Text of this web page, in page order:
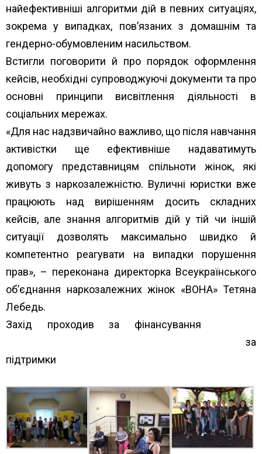
найефективніші алгоритми дій в певних ситуаціях,
зокрема у випадках, пов’язаних з домашнім та
гендерно-обумовленим насильством.
Встигли поговорити й про порядок оформлення
кейсів, необхідні супроводжуючі документи та про
основні принципи висвітлення діяльності в
соціальних мережах.
«Для нас надзвичайно важливо, що після навчання
активістки ще ефективніше надаватимуть
допомогу представницям спільноти жінок, які
живуть з наркозалежністю. Вуличні юристки вже
працюють над вирішенням досить складних
кейсів, але знання алгоритмів дій у тій чи іншій
ситуації дозволять максимально швидко й
компетентно реагувати на випадки порушення
прав», – переконана директорка Всеукраїнського
об’єднання наркозалежних жінок «ВОНА» Тетяна
Лебедь.
Захід проходив за фінансування
за
підтримки